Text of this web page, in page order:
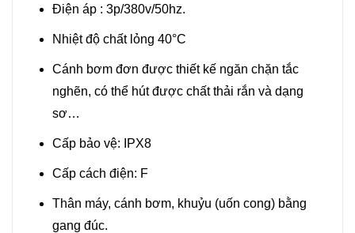
Điện áp : 3p/380v/50hz.
Nhiệt độ chất lỏng 40°C
Cánh bơm đơn được thiết kế ngăn chặn tắc
nghẽn, có thể hút được chất thải rắn và dạng
sơ…
Cấp bảo vệ: IPX8
Cấp cách điện: F
Thân máy, cánh bơm, khuỷu (uốn cong) bằng
gang đúc.